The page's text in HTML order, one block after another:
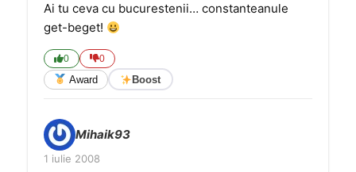
Ai tu ceva cu bucurestenii… constanteanule
get-beget!
0 0
Award Boost
Mihaik93
1 iulie 2008